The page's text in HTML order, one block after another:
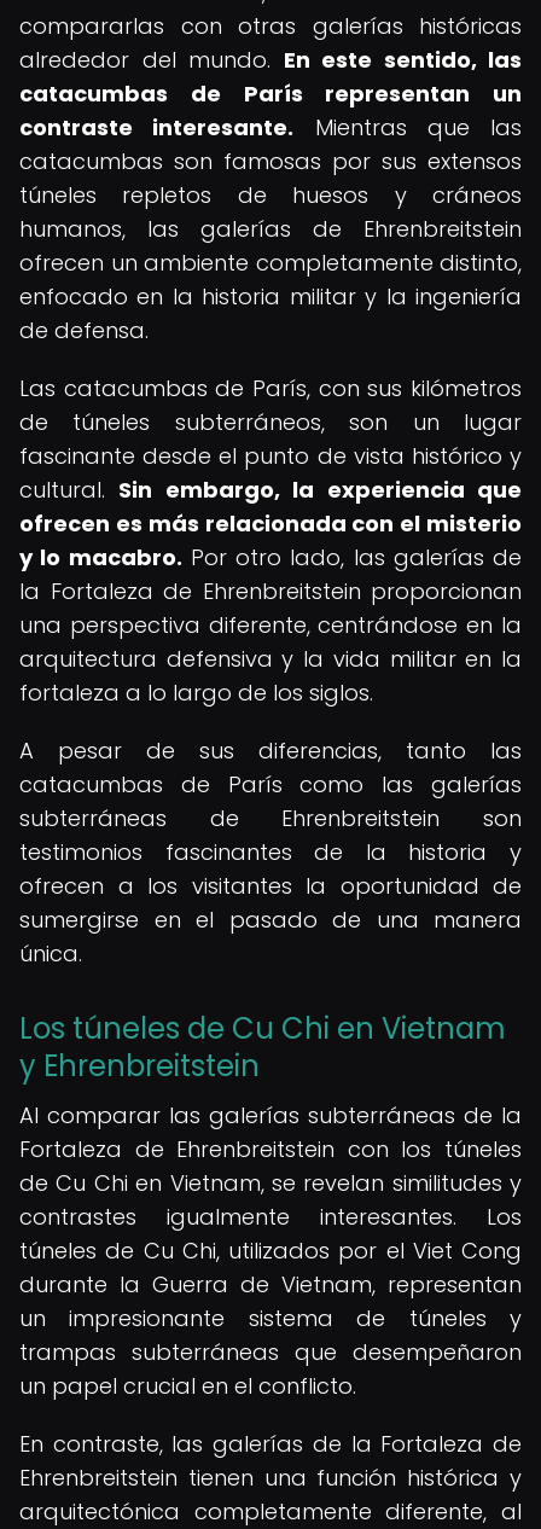
compararlas con otras galerías históricas
alrededor del mundo. En este sentido, las
catacumbas de París representan un
contraste interesante. Mientras que las
catacumbas son famosas por sus extensos
túneles repletos de huesos y cráneos
humanos, las galerías de Ehrenbreitstein
ofrecen un ambiente completamente distinto,
enfocado en la historia militar y la ingeniería
de defensa.
Las catacumbas de París, con sus kilómetros
de túneles subterráneos, son un lugar
fascinante desde el punto de vista histórico y
cultural. Sin embargo, la experiencia que
ofrecen es más relacionada con el misterio
y lo macabro. Por otro lado, las galerías de
la Fortaleza de Ehrenbreitstein proporcionan
una perspectiva diferente, centrándose en la
arquitectura defensiva y la vida militar en la
fortaleza a lo largo de los siglos.
A pesar de sus diferencias, tanto las
catacumbas de París como las galerías
subterráneas de Ehrenbreitstein son
testimonios fascinantes de la historia y
ofrecen a los visitantes la oportunidad de
sumergirse en el pasado de una manera
única.
Los túneles de Cu Chi en Vietnam
y Ehrenbreitstein
Al comparar las galerías subterráneas de la
Fortaleza de Ehrenbreitstein con los túneles
de Cu Chi en Vietnam, se revelan similitudes y
contrastes igualmente interesantes. Los
túneles de Cu Chi, utilizados por el Viet Cong
durante la Guerra de Vietnam, representan
un impresionante sistema de túneles y
trampas subterráneas que desempeñaron
un papel crucial en el conflicto.
En contraste, las galerías de la Fortaleza de
Ehrenbreitstein tienen una función histórica y
arquitectónica completamente diferente, al